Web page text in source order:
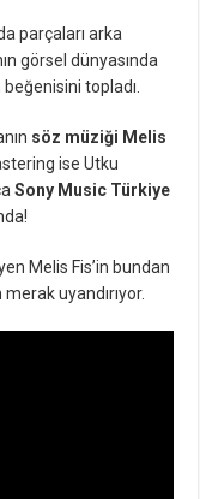
parçaları arka
görsel dünyasında
topladı.
söz müziği Melis
ise Utku
Sony Music Türkiye
Melis Fis’in bundan
uyandırıyor.